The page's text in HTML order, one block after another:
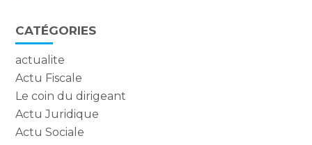
CATÉGORIES
actualite
Actu Fiscale
Le coin du dirigeant
Actu Juridique
Actu Sociale